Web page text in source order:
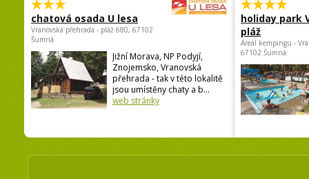
chatová osada U lesa
Vranovská přehrada - pláž 680, 67102
Šumná
Jižní Morava, NP Podyjí,
Znojemsko, Vranovská
přehrada - tak v této lokalitě
jsou umístěny chaty a b...
web stránky
holiday park
pláž
Areál kempingu -
67102 Šumná